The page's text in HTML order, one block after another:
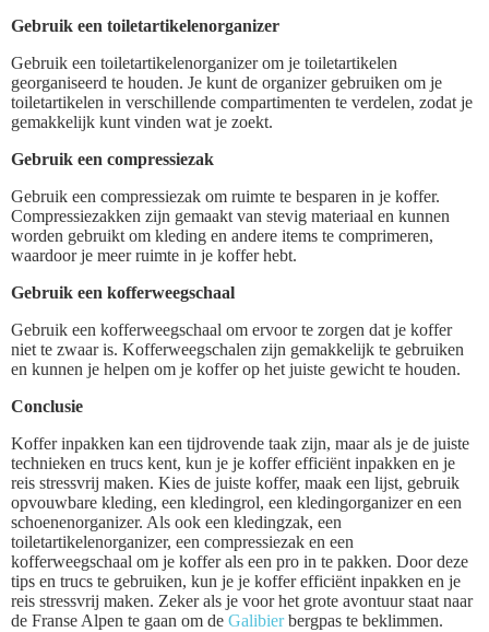
Gebruik een toiletartikelenorganizer
Gebruik een toiletartikelenorganizer om je toiletartikelen
georganiseerd te houden. Je kunt de organizer gebruiken om je
toiletartikelen in verschillende compartimenten te verdelen, zodat je
gemakkelijk kunt vinden wat je zoekt.
Gebruik een compressiezak
Gebruik een compressiezak om ruimte te besparen in je koffer.
Compressiezakken zijn gemaakt van stevig materiaal en kunnen
worden gebruikt om kleding en andere items te comprimeren,
waardoor je meer ruimte in je koffer hebt.
Gebruik een kofferweegschaal
Gebruik een kofferweegschaal om ervoor te zorgen dat je koffer
niet te zwaar is. Kofferweegschalen zijn gemakkelijk te gebruiken
en kunnen je helpen om je koffer op het juiste gewicht te houden.
Conclusie
Koffer inpakken kan een tijdrovende taak zijn, maar als je de juiste
technieken en trucs kent, kun je je koffer efficiënt inpakken en je
reis stressvrij maken. Kies de juiste koffer, maak een lijst, gebruik
opvouwbare kleding, een kledingrol, een kledingorganizer en een
schoenenorganizer. Als ook een kledingzak, een
toiletartikelenorganizer, een compressiezak en een
kofferweegschaal om je koffer als een pro in te pakken. Door deze
tips en trucs te gebruiken, kun je je koffer efficiënt inpakken en je
reis stressvrij maken. Zeker als je voor het grote avontuur staat naar
de Franse Alpen te gaan om de Galibierbergpas te beklimmen.